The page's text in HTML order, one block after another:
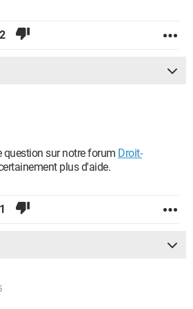
2
question sur notre forum Droit-
plus d'aide.
1